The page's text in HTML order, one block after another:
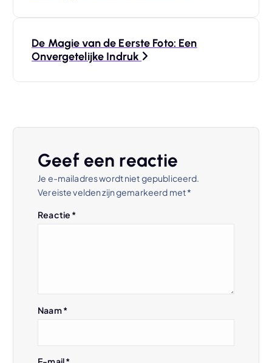
De Magie van de Eerste Foto: Een
Onvergetelijke Indruk
Geef een reactie
Je e-mailadres wordt niet gepubliceerd.
Vereiste velden zijn gemarkeerd met*
Reactie *
Naam*